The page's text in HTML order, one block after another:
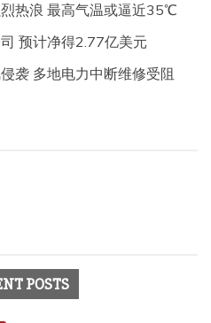
热浪 最高气温或逼近35℃
预计净得2.77亿美元
袭 多地电力中断维修受阻
POSTS